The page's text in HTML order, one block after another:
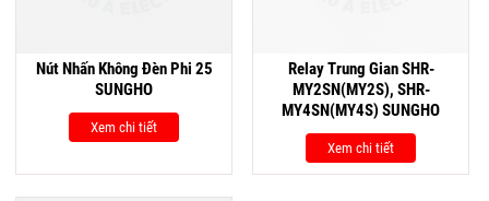
Nút Nhấn Không Đèn Phi 25
SUNGHO
Xem chi tiết
Relay Trung Gian SHR-
MY2SN(MY2S), SHR-
MY4SN(MY4S) SUNGHO
Xem chi tiết